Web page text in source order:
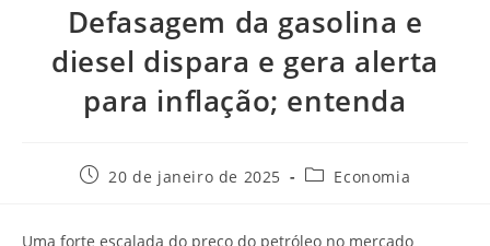
Defasagem da gasolina e
diesel dispara e gera alerta
para inflação; entenda
20 de janeiro de 2025 Economia
Uma forte escalada do preço do petróleo no mercado